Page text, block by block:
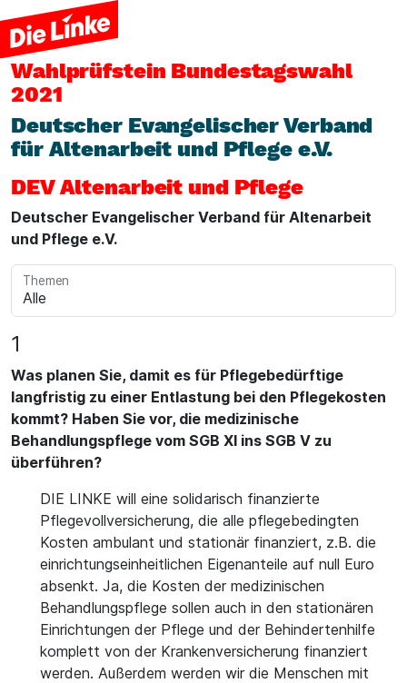
Wahlprüfstein Bundestagswahl
2021
Deutscher Evangelischer Verband
für Altenarbeit und Pflege e.V.
DEV Altenarbeit und Pflege
Deutscher Evangelischer Verband für Altenarbeit
und Pflege e.V.
Themen
1
Was planen Sie, damit es für Pflegebedürftige
langfristig zu einer Entlastung bei den Pflegekosten
kommt? Haben Sie vor, die medizinische
Behandlungspflege vom SGB XI ins SGB V zu
überführen?
DIE LINKE will eine solidarisch finanzierte
Pflegevollversicherung, die alle pflegebedingten
Kosten ambulant und stationär finanziert, z.B. die
einrichtungseinheitlichen Eigenanteile auf null Euro
absenkt. Ja, die Kosten der medizinischen
Behandlungspflege sollen auch in den stationären
Einrichtungen der Pflege und der Behindertenhilfe
komplett von der Krankenversicherung finanziert
werden. Außerdem werden wir die Menschen mit